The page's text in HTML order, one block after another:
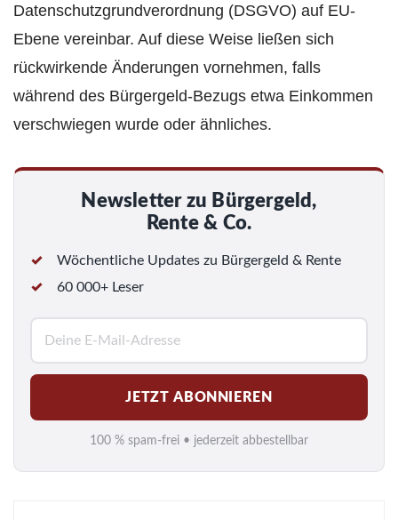
Datenschutzgrundverordnung (DSGVO) auf EU-
Ebene vereinbar. Auf diese Weise ließen sich
rückwirkende Änderungen vornehmen, falls
während des Bürgergeld-Bezugs etwa Einkommen
verschwiegen wurde oder ähnliches.
Newsletter zu Bürgergeld,
Rente & Co.
Wöchentliche Updates zu Bürgergeld & Rente
60 000+ Leser
M
a
i
l
*
JETZT ABONNIEREN
100 % spam-frei • jederzeit abbestellbar